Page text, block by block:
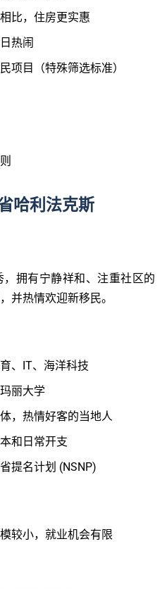
比，住房更实惠
热闹
项目（特殊筛选标准）
哈利法克斯
拥有宁静祥和、注重社区的
并热情欢迎新移民。
、IT、海洋科技
丽大学
，热情好客的当地人
和日常开支
提名计划 (NSNP)
较小，就业机会有限